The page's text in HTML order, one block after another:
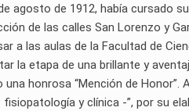
agosto de 1912, había cursado
de las calles San Lorenzo y
a las aulas de la Facultad de
la etapa de una brillante y
honrosa “Mención de
y clínica -”, por su